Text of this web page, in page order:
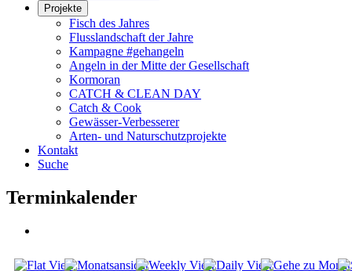
Projekte
Fisch des Jahres
Flusslandschaft der Jahre
Kampagne #gehangeln
Angeln in der Mitte der Gesellschaft
Kormoran
CATCH & CLEAN DAY
Catch & Cook
Gewässer-Verbesserer
Arten- und Naturschutzprojekte
Kontakt
Suche
Terminkalender